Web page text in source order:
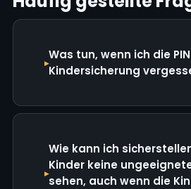
Was tun, wenn ich die
Kindersicherung
Wie kann ich
Kinder keine
sehen, auch wenn die